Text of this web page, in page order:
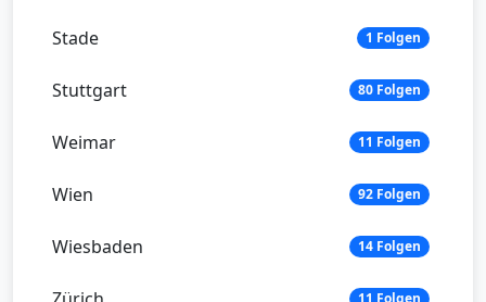
Stade 1 Folgen
Stuttgart 80 Folgen
Weimar 11 Folgen
Wien 92 Folgen
Wiesbaden 14 Folgen